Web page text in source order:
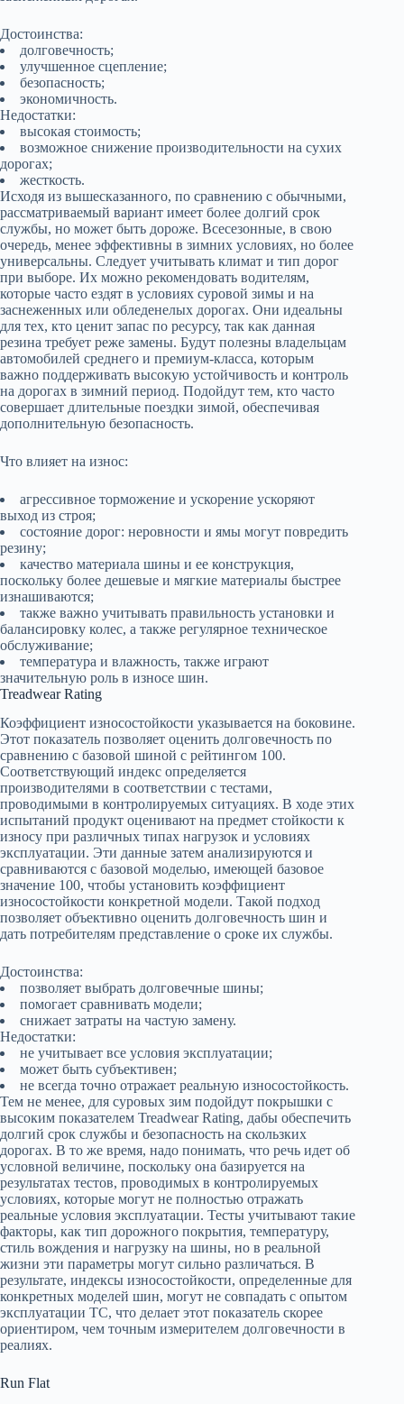
Достоинства:
долговечность;
улучшенное сцепление;
безопасность;
экономичность.
Недостатки:
высокая стоимость;
возможное снижение производительности на сухих
дорогах;
жесткость.
Исходя из вышесказанного, по сравнению с обычными,
рассматриваемый вариант имеет более долгий срок
службы, но может быть дороже. Всесезонные, в свою
очередь, менее эффективны в зимних условиях, но более
универсальны. Следует учитывать климат и тип дорог
при выборе. Их можно рекомендовать водителям,
которые часто ездят в условиях суровой зимы и на
заснеженных или обледенелых дорогах. Они идеальны
для тех, кто ценит запас по ресурсу, так как данная
резина требует реже замены. Будут полезны владельцам
автомобилей среднего и премиум-класса, которым
важно поддерживать высокую устойчивость и контроль
на дорогах в зимний период. Подойдут тем, кто часто
совершает длительные поездки зимой, обеспечивая
дополнительную безопасность.
Что влияет на износ:
агрессивное торможение и ускорение ускоряют
выход из строя;
состояние дорог: неровности и ямы могут повредить
резину;
качество материала шины и ее конструкция,
поскольку более дешевые и мягкие материалы быстрее
изнашиваются;
также важно учитывать правильность установки и
балансировку колес, а также регулярное техническое
обслуживание;
температура и влажность, также играют
значительную роль в износе шин.
Treadwear Rating
Коэффициент износостойкости указывается на боковине.
Этот показатель позволяет оценить долговечность по
сравнению с базовой шиной с рейтингом 100.
Соответствующий индекс определяется
производителями в соответствии с тестами,
проводимыми в контролируемых ситуациях. В ходе этих
испытаний продукт оценивают на предмет стойкости к
износу при различных типах нагрузок и условиях
эксплуатации. Эти данные затем анализируются и
сравниваются с базовой моделью, имеющей базовое
значение 100, чтобы установить коэффициент
износостойкости конкретной модели. Такой подход
позволяет объективно оценить долговечность шин и
дать потребителям представление о сроке их службы.
Достоинства:
позволяет выбрать долговечные шины;
помогает сравнивать модели;
снижает затраты на частую замену.
Недостатки:
не учитывает все условия эксплуатации;
может быть субъективен;
не всегда точно отражает реальную износостойкость.
Тем не менее, для суровых зим подойдут покрышки с
высоким показателем Treadwear Rating, дабы обеспечить
долгий срок службы и безопасность на скользких
дорогах. В то же время, надо понимать, что речь идет об
условной величине, поскольку она базируется на
результатах тестов, проводимых в контролируемых
условиях, которые могут не полностью отражать
реальные условия эксплуатации. Тесты учитывают такие
факторы, как тип дорожного покрытия, температуру,
стиль вождения и нагрузку на шины, но в реальной
жизни эти параметры могут сильно различаться. В
результате, индексы износостойкости, определенные для
конкретных моделей шин, могут не совпадать с опытом
эксплуатации ТС, что делает этот показатель скорее
ориентиром, чем точным измерителем долговечности в
реалиях.
Run Flat